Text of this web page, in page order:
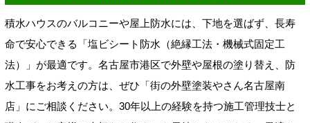
積水ハウスのバルコニーや屋上防水には、下地を選ばず、長寿
命で安心できる「塩ビシート防水（絶縁工法・機械式固定工
法）」が最適です。名古屋市港区で外壁や屋根の塗り替え、防
水工事をお考えの方は、ぜひ「街の外壁塗装やさん名古屋南
店」にご相談ください。30年以上の経験を持つ施工管理技士と